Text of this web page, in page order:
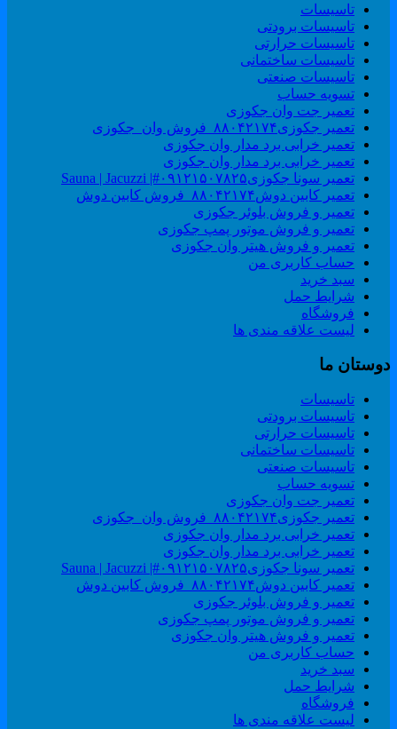
تاسیسات
تاسیسات برودتی
تاسیسات حرارتی
تاسیسات ساختمانی
تاسیسات صنعتی
تسویه حساب
تعمیر جت وان جکوزی
تعمیر جکوزی۸۸۰۴۲۱۷۴_فروش وان_جکوزی
تعمیر خرابی برد مدار وان جکوزی
تعمیر خرابی برد مدار وان جکوزی
تعمیر سونا جکوزی۰۹۱۲۱۵۰۷۸۲۵#| Sauna | Jacuzzi
تعمیر کابین دوش۸۸۰۴۲۱۷۴_فروش کابین دوش
تعمیر و فروش بلوئر جکوزی
تعمیر و فروش موتور پمپ جکوزی
تعمیر و فروش هیتر وان جکوزی
حساب کاربری من
سبد خرید
شرایط حمل
فروشگاه
لیست علاقه مندی ها
ما
تاسیسات
تاسیسات برودتی
تاسیسات حرارتی
تاسیسات ساختمانی
تاسیسات صنعتی
تسویه حساب
تعمیر جت وان جکوزی
تعمیر جکوزی۸۸۰۴۲۱۷۴_فروش وان_جکوزی
تعمیر خرابی برد مدار وان جکوزی
تعمیر خرابی برد مدار وان جکوزی
تعمیر سونا جکوزی۰۹۱۲۱۵۰۷۸۲۵#| Sauna | Jacuzzi
تعمیر کابین دوش۸۸۰۴۲۱۷۴_فروش کابین دوش
تعمیر و فروش بلوئر جکوزی
تعمیر و فروش موتور پمپ جکوزی
تعمیر و فروش هیتر وان جکوزی
حساب کاربری من
سبد خرید
شرایط حمل
فروشگاه
لیست علاقه مندی ها